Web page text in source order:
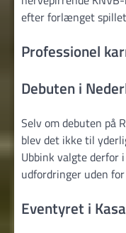
efter forlænget
Professionel
Debuten i
Selv om debuten på
blev det ikke til
Ubbink valgte derfor
udfordringer uden
Eventyret i